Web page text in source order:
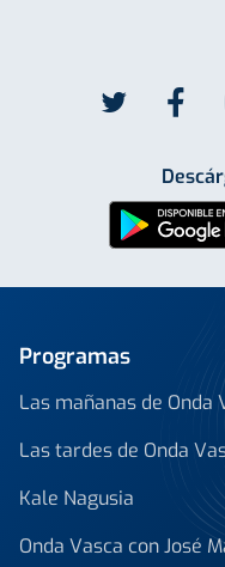
Programas
Las mañanas de Onda
Las tardes de Onda
Kale Nagusia
Onda Vasca con José